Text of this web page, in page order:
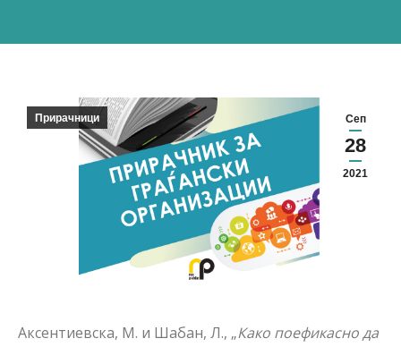
Сеп
28
2021
Прирачници
Аксентиевска, М. и Шабан, Л., „Како поефикасно да